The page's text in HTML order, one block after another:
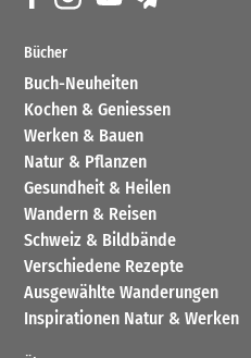
Bücher
Buch-Neuheiten
Kochen & Geniessen
Werken & Bauen
Natur & Pflanzen
Gesundheit & Heilen
Wandern & Reisen
Schweiz & Bildbände
Verschiedene Rezepte
Ausgewählte Wanderungen
Inspirationen Natur & Werken